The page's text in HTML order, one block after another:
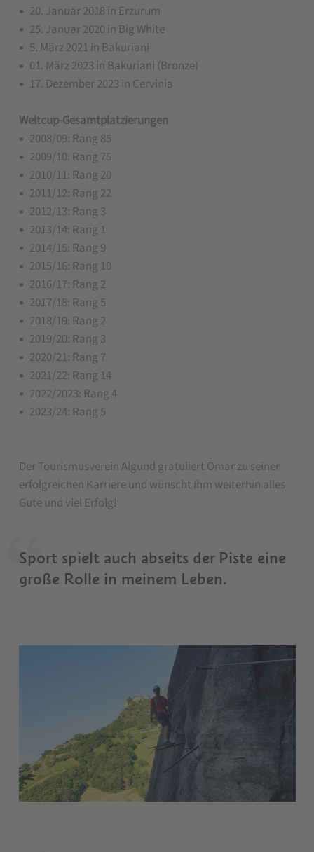
20. Januar 2018 in Erzurum
25. Januar 2020 in Big White
5. März 2021 in Bakuriani
01. März 2023 in Bakuriani (Bronze)
17. Dezember 2023 in Cervinia
Weltcup-Gesamtplatzierungen
2008/09: Rang 85
2009/10: Rang 75
2010/11: Rang 20
2011/12: Rang 22
2012/13: Rang 3
2013/14: Rang 1
2014/15: Rang 9
2015/16: Rang 10
2016/17: Rang 2
2017/18: Rang 5
2018/19: Rang 2
2019/20: Rang 3
2020/21: Rang 7
2021/22: Rang 14
2022/2023: Rang 4
2023/24: Rang 5
Der Tourismusverein Algund gratuliert Omar zu seiner
erfolgreichen Karriere und wünscht ihm weiterhin alles
Gute und viel Erfolg!
Sport spielt auch abseits der Piste eine
große Rolle in meinem Leben.